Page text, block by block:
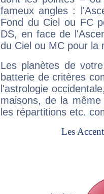
fameux angles :
Fond du Ciel ou FC
DS, en face de
du Ciel ou MC pour la
Les planètes de
batterie de critères
l'astrologie
maisons, de la
les répartitions etc.